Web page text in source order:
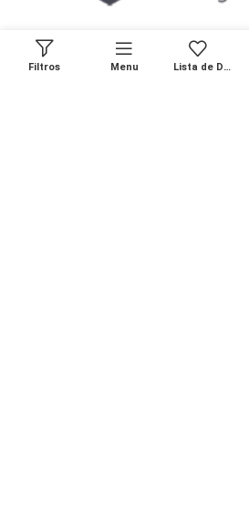
Redes Sociais
Filtros Menu Lista de Desejos